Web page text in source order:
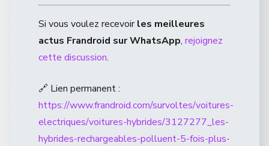
Si vous voulez recevoirles meilleures
actus Frandroid sur WhatsApp, rejoignez
cette discussion.
🔗 Lien permanent :
https://www.frandroid.com/survoltes/voitures-
electriques/voitures-hybrides/3127277_les-
hybrides-rechargeables-polluent-5-fois-plus-